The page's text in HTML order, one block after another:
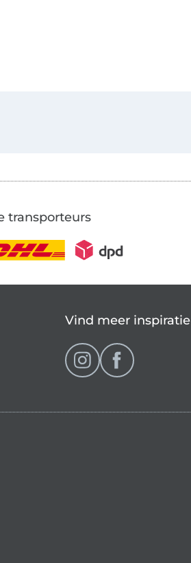
transporteurs
Vind meer inspiratie
(momenteel gekozen)
shop